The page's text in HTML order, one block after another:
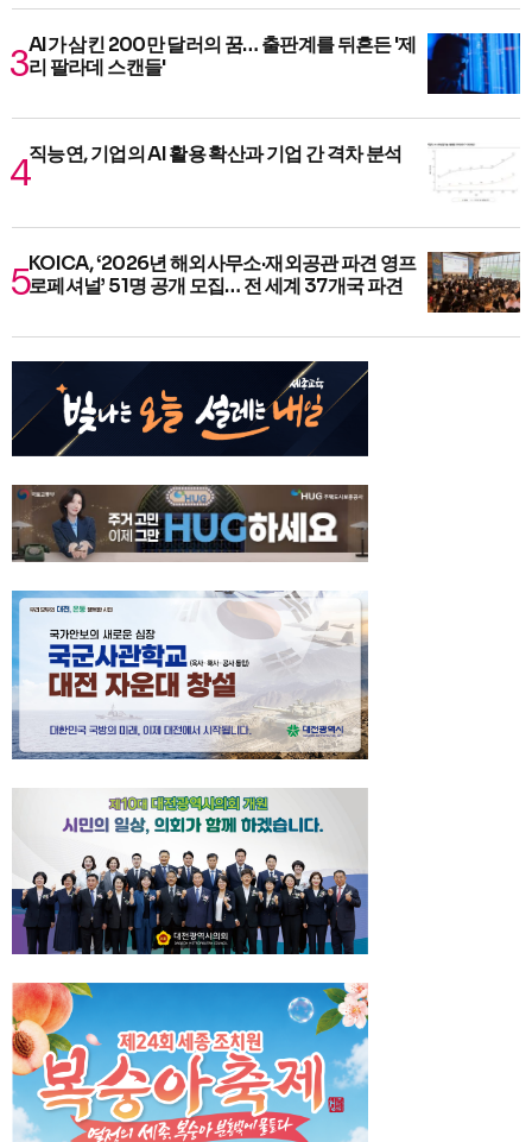
AI가 삼킨 200만 달러의 꿈… 출판계를 뒤흔든 '제
리 팔라데 스캔들'
직능연, 기업의 AI 활용 확산과 기업 간 격차 분석
KOICA, ‘2026년 해외사무소·재외공관 파견 영프
로페셔널’ 51명 공개 모집… 전 세계 37개국 파견